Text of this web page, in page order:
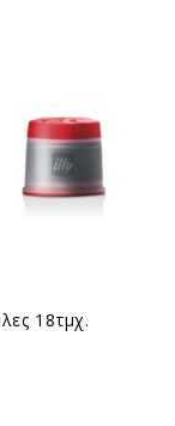
18τμχ.